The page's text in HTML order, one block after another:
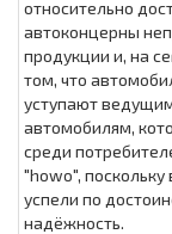
относительно
автоконцерны
продукции и, на
том, что
уступают
автомобилям,
среди
"howo",
успели по
надёжность.